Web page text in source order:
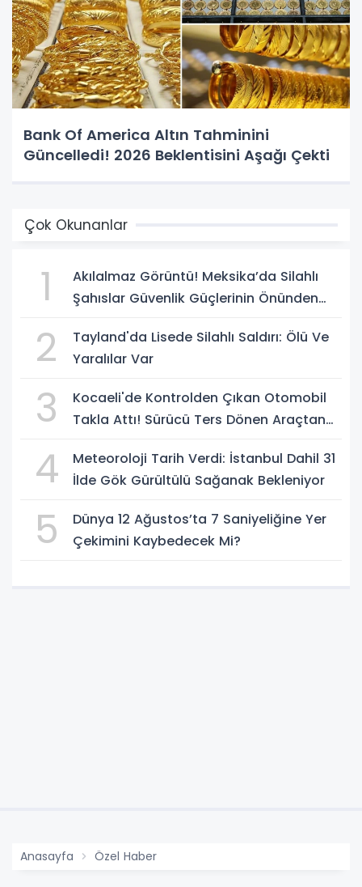
Bank Of America Altın Tahminini
Güncelledi! 2026 Beklentisini Aşağı Çekti
Çok Okunanlar
1
Akılalmaz Görüntü! Meksika’da Silahlı
Şahıslar Güvenlik Güçlerinin Önünden
2
Tayland'da Lisede Silahlı Saldırı: Ölü Ve
Yaralılar Var
3
Kocaeli'de Kontrolden Çıkan Otomobil
Takla Attı! Sürücü Ters Dönen Araçtan
4
Meteoroloji Tarih Verdi: İstanbul Dahil 31
İlde Gök Gürültülü Sağanak Bekleniyor
5
Dünya 12 Ağustos’ta 7 Saniyeliğine Yer
Çekimini Kaybedecek Mi?
Anasayfa Özel Haber